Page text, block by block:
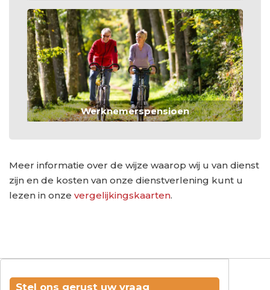
Werknemerspensioen
Meer informatie over de wijze waarop wij u van dienst
zijn en de kosten van onze dienstverlening kunt u
lezen in onze vergelijkingskaarten.
Stel ons gerust uw vraag